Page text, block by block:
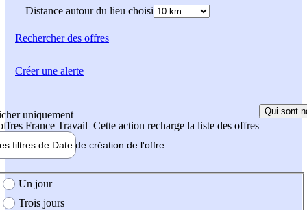
Distance autour du lieu choisi
Rechercherdes offres
uniquement
France Travail Cette action recharge la liste des offres
Qui sont
filtres de Date de création de l'offre
création de l'offre
Un jour
Trois jours
Créer une alerte